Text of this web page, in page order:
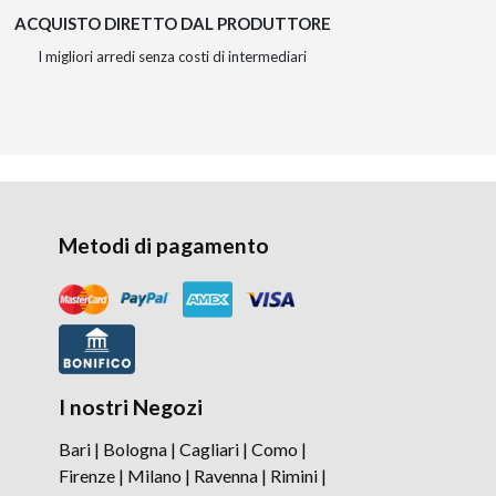
ACQUISTO DIRETTO DAL PRODUTTORE
I migliori arredi senza costi di intermediari
Metodi di pagamento
I nostri Negozi
Bari | Bologna | Cagliari | Como |
Firenze | Milano | Ravenna | Rimini |